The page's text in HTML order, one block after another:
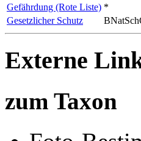
Gefährdung (Rote Liste) *
Gesetzlicher Schutz
Externe
zum Taxon